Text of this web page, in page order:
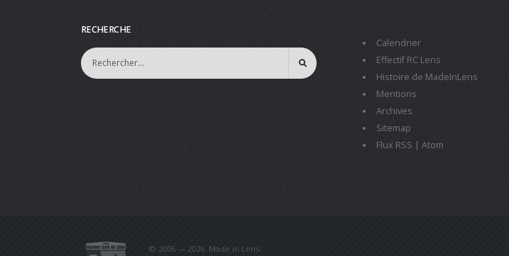
RECHERCHE
Calendrier
Effectif RC Lens
Histoire de MadeInLens
Mentions
Archives
Sitemap
Flux RSS | Atom
© 2006 — 2026. Made in Lens.